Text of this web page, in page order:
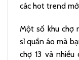
các hot trend
Một số khu chợ
sỉ quần áo mà
chợ 13 và nhiều